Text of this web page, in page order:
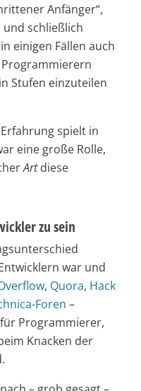
Anfänger“,
und schließlich
einigen Fällen auch
Stufen einzuteilen
spielt in
eine große Rolle,
Artdiese
zu sein
war und
, Quora, Hack
Foren –
Programmierer,
Knacken der